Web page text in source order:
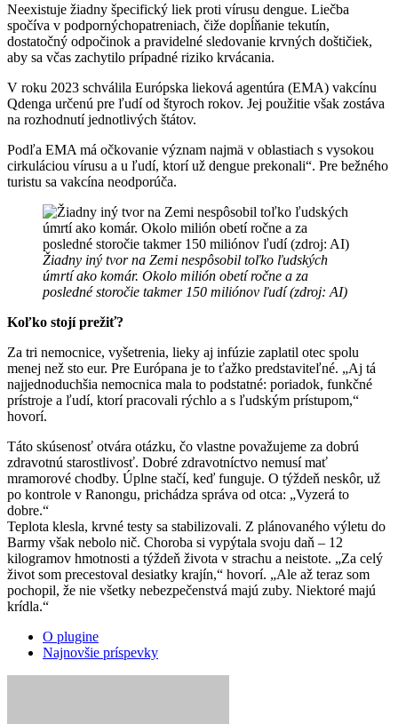
Neexistuje žiadny špecifický liek proti vírusu dengue. Liečba
spočíva v podpornýchopatreniach, čiže dopĺňanie tekutín,
dostatočný odpočinok a pravidelné sledovanie krvných doštičiek,
aby sa včas zachytilo prípadné riziko krvácania.
V roku 2023 schválila Európska lieková agentúra (EMA) vakcínu
Qdenga určenú pre ľudí od štyroch rokov. Jej použitie však zostáva
na rozhodnutí jednotlivých štátov.
Podľa EMA má očkovanie význam najmä v oblastiach s vysokou
cirkuláciou vírusu a u ľudí, ktorí už dengue prekonali“. Pre bežného
turistu sa vakcína neodporúča.
Žiadny iný tvor na Zemi nespôsobil toľko ľudských
úmrtí ako komár. Okolo milión obetí ročne a za
posledné storočie takmer 150 miliónov ľudí (zdroj: AI)
Koľko stojí prežiť?
Za tri nemocnice, vyšetrenia, lieky aj infúzie zaplatil otec spolu
menej než sto eur. Pre Európana je to ťažko predstaviteľné. „Aj tá
najjednoduchšia nemocnica mala to podstatné: poriadok, funkčné
prístroje a ľudí, ktorí pracovali rýchlo a s ľudským prístupom,“
hovorí.
Táto skúsenosť otvára otázku, čo vlastne považujeme za dobrú
zdravotnú starostlivosť. Dobré zdravotníctvo nemusí mať
mramorové chodby. Úplne stačí, keď funguje. O týždeň neskôr, už
po kontrole v Ranongu, prichádza správa od otca: „Vyzerá to
dobre.“
Teplota klesla, krvné testy sa stabilizovali. Z plánovaného výletu do
Barmy však nebolo nič. Choroba si vypýtala svoju daň – 12
kilogramov hmotnosti a týždeň života v strachu a neistote. „Za celý
život som precestoval desiatky krajín,“ hovorí. „Ale až teraz som
pochopil, že nie všetky nebezpečenstvá majú zuby. Niektoré majú
krídla.“
O plugine
Najnovšie príspevky